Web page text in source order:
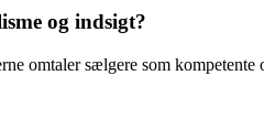
og indsigt?
omtaler sælgere som